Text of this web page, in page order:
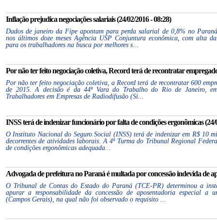
Inflação prejudica negociações salariais (24/02/2016 - 08:28)
Dados de janeiro da Fipe apontam para perda salarial de 0,8% no
nos últimos doze meses Agência USP Conjuntura econômica, com alta
para os trabalhadores na busca por melhores s...
Por não ter feito negociação coletiva, Record terá de recontratar
Por não ter feito negociação coletiva, a Record terá de recontratar 600
de 2015. A decisão é da 44ª Vara do Trabalho do Rio de Janeiro,
Trabalhadores em Empresas de Radiodifusão (Si...
INSS terá de indenizar funcionário por falta de condições ergonômicas (24/
O Instituto Nacional do Seguro Social (INSS) terá de indenizar em R$ 10
decorrentes de atividades laborais. A 4ª Turma do Tribunal Regional
de condições ergonômicas adequada...
Advogada de prefeitura no Paraná é multada por concessão indevida de
O Tribunal de Contas do Estado do Paraná (TCE-PR) determinou a
apurar a responsabilidade da concessão de aposentadoria especial a
(Campos Gerais), na qual não foi observado o requisito ...